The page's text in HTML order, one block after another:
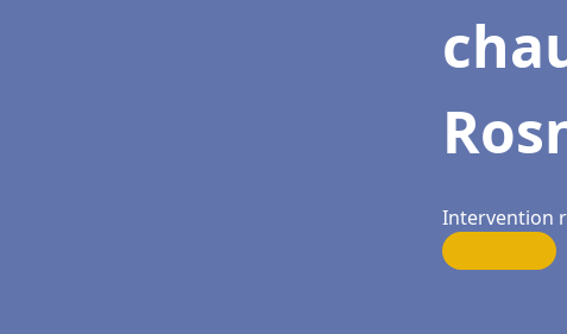
Intervention